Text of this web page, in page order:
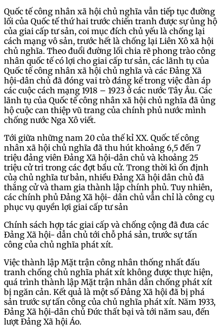
Quốc tế công nhân xã hội chủ nghĩa vẫn tiếp tục đường
lối của Quốc tế thứ hai trước chiến tranh được sự ủng hộ
của giai cấp tư sản, coi mục đích chủ yếu là chống lại
cách mạng vô sản, trước hết là chống lại Liên Xô xã hội
chủ nghĩa. Theo đuổi đường lối chia rẽ phong trào công
nhân quốc tế có lợi cho giai cấp tư sản, các lãnh tụ của
Quốc tế công nhân xã hội chủ nghĩa và các Đảng Xã
hội-dân chủ đã đóng vai trò đáng kể trong việc đàn áp
các cuộc cách mạng 1918 – 1923 ở các nước Tây Âu. Các
lãnh tụ của Quốc tế công nhân xã hội chủ nghĩa đã ủng
hộ cuộc can thiệp vũ trang của chính phủ nước mình
chống nước Nga Xô viết.
Tới giữa những nam 20 của thế kỉ XX. Quốc tế công
nhân xã hội chủ nghĩa đã thu hút khoảng 6,5 đến 7
triệu đảng viên Đảng Xã hội-dân chủ và khoảng 25
triệu cử tri trong các đợt bầu cử. Trong thời kì ổn định
của chủ nghĩa tư bản, nhiều Đảng Xã hội dân chủ đã
thắng cử và tham gia thành lập chính phủ. Tuy nhiên,
các chính phủ Đảng Xã hội- dân chủ vẫn chỉ là công cụ
phục vụ quyền lợi giai cấp tư sản
Chính sách hợp tác giai cấp và chống cộng đã đưa các
Đảng Xã hội- dẫn chủ tới chỗ phá sản, trước sự tấn
công của chủ nghĩa phát xít.
Việc thành lập Mặt trận công nhân thống nhất đấu
tranh chống chủ nghĩa phát xít không được thực hiện,
quá trình thành lập Mặt trận nhân dẫn chống phát xít
bị ngăn cản. Kết quả là một số Đảng Xã hội đã bị phá
sản trước sự tấn công của chủ nghĩa phát xít. Năm 1933,
Đảng Xã hội-dân chủ Đức thất bại và tới năm sau, đến
lượt Đảng Xã hội Áo.